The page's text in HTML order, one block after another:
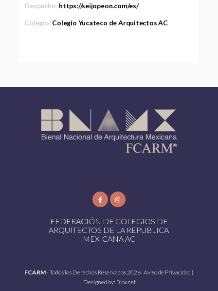
Despacho: https://seijopeon.com/es/
Colegio: Colegio Yucateco de Arquitectos AC
FEDERACIÓN DE COLEGIOS DE
ARQUITECTOS DE LA REPUBLICA
MEXICANA AC
FCARM- Todos los Derechos Reservados 2026Aviso de Privacidad |
Designed by: Bioxnet